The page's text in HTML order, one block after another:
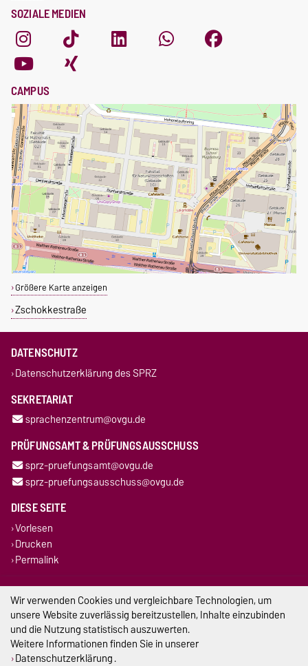
SOZIALE MEDIEN
CAMPUS
Größere Karte anzeigen
Zschokkestraße
DATENSCHUTZ
Datenschutzerklärung des SPRZ
SEKRETARIAT
sprachenzentrum@ovgu.de
PRÜFUNGSAMT & PRÜFUNGSAUSSCHUSS
sprz-pruefungsamt@ovgu.de
sprz-pruefungsausschuss@ovgu.de
DIESE SEITE
Vorlesen
Drucken
Permalink
Impressum
Datenschutz
Barrierefreiheit
Wir verwenden Cookies und vergleichbare Technologien, um
unsere Website zuverlässig bereitzustellen, Inhalte einzubinden
und die Nutzung statistisch auszuwerten.
Weitere Informationen finden Sie in unserer
Datenschutzerklärung.